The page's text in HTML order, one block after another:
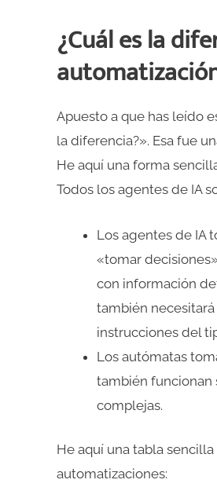
¿Cuál es la
Apuesto a que has leído
la diferencia?». Esa fue
He aquí una forma
Todos los agentes de IA
Los agentes de IA
«tomar
con información
también
instrucciones del
Los autómatas
también funcionan
complejas.
He aquí una tabla
automatizaciones: